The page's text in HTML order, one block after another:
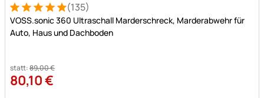
Bewertung: 5 von 5 (135 Bewertungen)
135 Bewertungen
(135)
VOSS.sonic 360 Ultraschall Marderschreck, Marderabwehr für
Auto, Haus und Dachboden
statt:89,00€
80,10€